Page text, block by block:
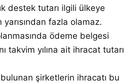
destek tutarı ilgili ülkeye
yarısından fazla olamaz.
ödeme belgesi
takvim yılına ait ihracat tutarı
şirketlerin ihracatı bu